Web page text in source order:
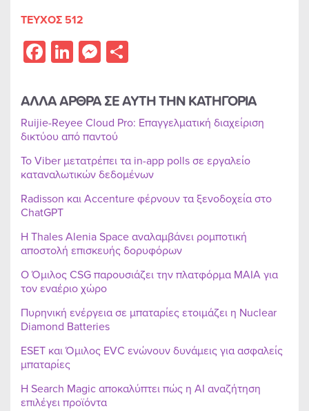
ΤΕΥΧΟΣ 512
Facebook
LinkedIn
Messenger
ΑΛΛΑ ΑΡΘΡΑ ΣΕ ΑΥΤΗ ΤΗΝ ΚΑΤΗΓΟΡΙΑ
Ruijie-Reyee Cloud Pro: Επαγγελματική διαχείριση
δικτύου από παντού
Το Viber μετατρέπει τα in-app polls σε εργαλείο
καταναλωτικών δεδομένων
Radisson και Accenture φέρνουν τα ξενοδοχεία στο
ChatGPT
Η Thales Alenia Space αναλαμβάνει ρομποτική
αποστολή επισκευής δορυφόρων
Ο Όμιλος CSG παρουσιάζει την πλατφόρμα MAIA για
τον εναέριο χώρο
Πυρηνική ενέργεια σε μπαταρίες ετοιμάζει η Nuclear
Diamond Batteries
ESET και Όμιλος EVC ενώνουν δυνάμεις για ασφαλείς
μπαταρίες
Η Search Magic αποκαλύπτει πώς η AI αναζήτηση
επιλέγει προϊόντα